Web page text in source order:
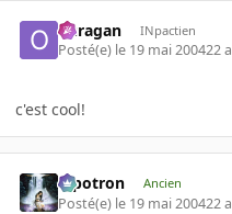
ouragan INpactien
Posté(e) le 19 mai 200422 a
c'est cool!
Pipotron Ancien
Posté(e) le 19 mai 200422 a